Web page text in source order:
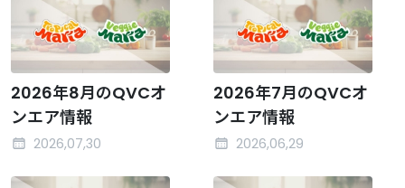
2026年8月のQVCオ
ンエア情報
2026,07,30
2026年7月のQVCオ
ンエア情報
2026,06,29